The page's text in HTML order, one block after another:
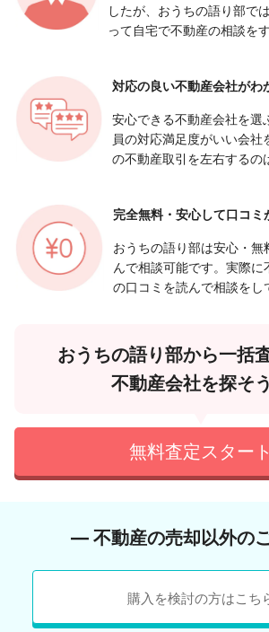
したが、おうちの語り部で
って自宅で不動産の相談を
対応の良い不動産会社がわ
安心できる不動産会社を選
員の対応満足度がいい会社
の不動産取引を左右するの
完全無料・安心して口コミ
おうちの語り部は安心・無
んで相談可能です。実際
の口コミを読んで相談をし
おうちの語り部から一括
不動産会社を探そ
無料査定スタート
― 不動産の売却以外の
購入を検討の方はこち